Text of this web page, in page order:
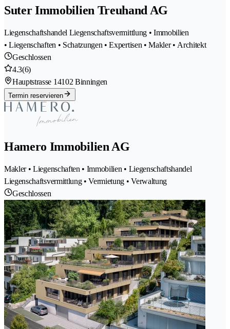
Suter Immobilien Treuhand AG
Liegenschaftshandel Liegenschaftsvermittlung • Immobilien
• Liegenschaften • Schatzungen • Expertisen • Makler • Architekt
Geschlossen
4.3(6)
Hauptstrasse 14102 Binningen
Termin reservieren
Hamero Immobilien AG
Makler • Liegenschaften • Immobilien • Liegenschaftshandel
Liegenschaftsvermittlung • Vermietung • Verwaltung
Geschlossen